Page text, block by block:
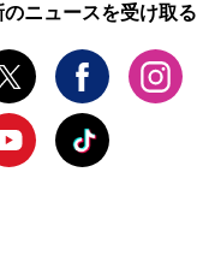
のニュースを受け取る